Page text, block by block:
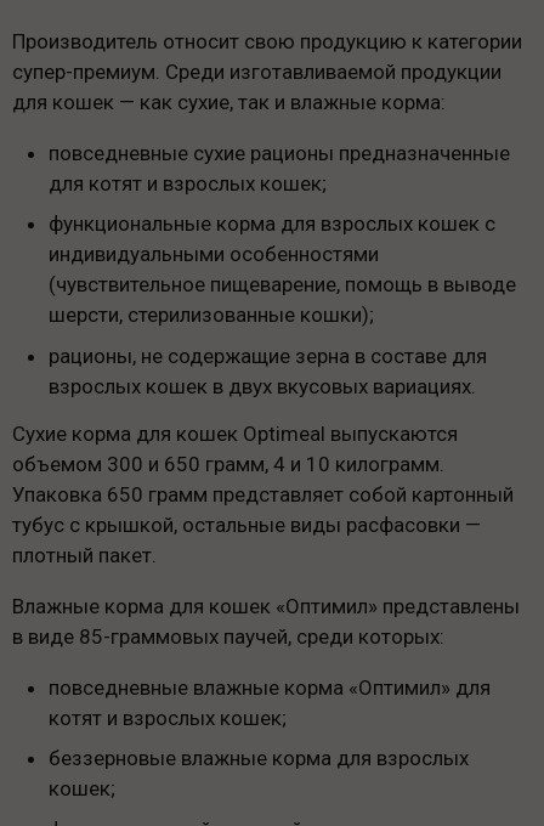
Производитель относит свою продукцию к категории
супер-премиум. Среди изготавливаемой продукции
для кошек — как сухие, так и влажные корма:
повседневные сухие рационы предназначенные
для котят и взрослых кошек;
функциональные корма для взрослых кошек с
индивидуальными особенностями
(чувствительное пищеварение, помощь в выводе
шерсти, стерилизованные кошки);
рационы, не содержащие зерна в составе для
взрослых кошек в двух вкусовых вариациях.
Сухие корма для кошек Optimeal выпускаются
объемом 300 и 650 грамм, 4 и 10 килограмм.
Упаковка 650 грамм представляет собой картонный
тубус с крышкой, остальные виды расфасовки —
плотный пакет.
Влажные корма для кошек «Оптимил» представлены
в виде 85-граммовых паучей, среди которых:
повседневные влажные корма «Оптимил» для
котят и взрослых кошек;
беззерновые влажные корма для взрослых
кошек;